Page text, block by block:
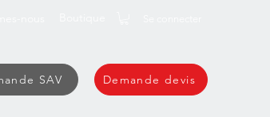
SAV Demande devis